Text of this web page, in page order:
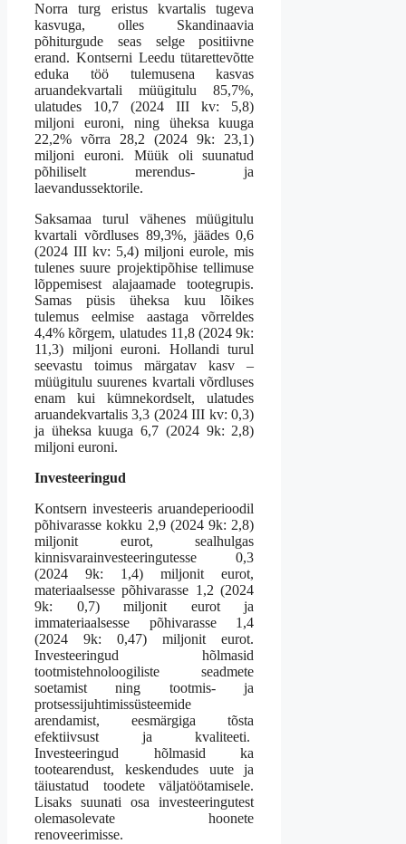
Norra turg eristus kvartalis tugeva
kasvuga, olles Skandinaavia
põhiturgude seas selge positiivne
erand. Kontserni Leedu tütarettevõtte
eduka töö tulemusena kasvas
aruandekvartali müügitulu 85,7%,
ulatudes 10,7 (2024 III kv: 5,8)
miljoni euroni, ning üheksa kuuga
22,2% võrra 28,2 (2024 9k: 23,1)
miljoni euroni. Müük oli suunatud
põhiliselt merendus- ja
laevandussektorile.
Saksamaa turul vähenes müügitulu
kvartali võrdluses 89,3%, jäädes 0,6
(2024 III kv: 5,4) miljoni eurole, mis
tulenes suure projektipõhise tellimuse
lõppemisest alajaamade tootegrupis.
Samas püsis üheksa kuu lõikes
tulemus eelmise aastaga võrreldes
4,4% kõrgem, ulatudes 11,8 (2024 9k:
11,3) miljoni euroni. Hollandi turul
seevastu toimus märgatav kasv –
müügitulu suurenes kvartali võrdluses
enam kui kümnekordselt, ulatudes
aruandekvartalis 3,3 (2024 III kv: 0,3)
ja üheksa kuuga 6,7 (2024 9k: 2,8)
miljoni euroni.
Investeeringud
Kontsern investeeris aruandeperioodil
põhivarasse kokku 2,9 (2024 9k: 2,8)
miljonit eurot, sealhulgas
kinnisvarainvesteeringutesse 0,3
(2024 9k: 1,4) miljonit eurot,
materiaalsesse põhivarasse 1,2 (2024
9k: 0,7) miljonit eurot ja
immateriaalsesse põhivarasse 1,4
(2024 9k: 0,47) miljonit eurot.
Investeeringud hõlmasid
tootmistehnoloogiliste seadmete
soetamist ning tootmis- ja
protsessijuhtimissüsteemide
arendamist, eesmärgiga tõsta
efektiivsust ja kvaliteeti.
Investeeringud hõlmasid ka
tootearendust, keskendudes uute ja
täiustatud toodete väljatöötamisele.
Lisaks suunati osa investeeringutest
olemasolevate hoonete
renoveerimisse.